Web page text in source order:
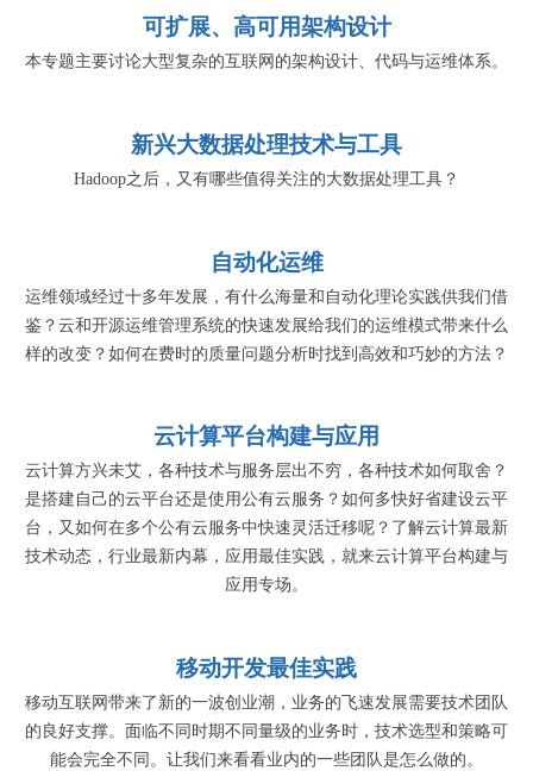
可扩展、高可用架构设计
本专题主要讨论大型复杂的互联网的架构设计、代码与运维体系。
新兴大数据处理技术与工具
Hadoop之后，又有哪些值得关注的大数据处理工具？
自动化运维
运维领域经过十多年发展，有什么海量和自动化理论实践供我们借
鉴？云和开源运维管理系统的快速发展给我们的运维模式带来什么
样的改变？如何在费时的质量问题分析时找到高效和巧妙的方法？
云计算平台构建与应用
云计算方兴未艾，各种技术与服务层出不穷，各种技术如何取舍？
是搭建自己的云平台还是使用公有云服务？如何多快好省建设云平
台，又如何在多个公有云服务中快速灵活迁移呢？了解云计算最新
技术动态，行业最新内幕，应用最佳实践，就来云计算平台构建与
应用专场。
移动开发最佳实践
移动互联网带来了新的一波创业潮，业务的飞速发展需要技术团队
的良好支撑。面临不同时期不同量级的业务时，技术选型和策略可
能会完全不同。让我们来看看业内的一些团队是怎么做的。